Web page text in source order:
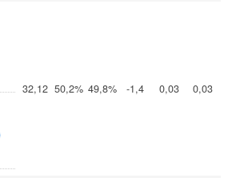
32,12 50,2% 49,8% -1,4 0,03 0,03